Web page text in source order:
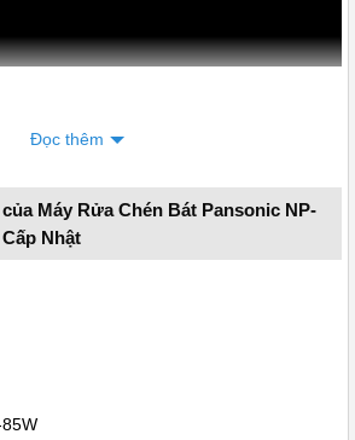
bát Panasonic TH4 2023
TH4 được lựa chọn nhiều nhất
đến 80°C. Nhờ nhiệt độ cao kết hợp áp
dàng đánh bay dầu mỡ cứng đầu và loại
đĩa sạch sâu hơn so với rửa tay thông
Đọc thêm
Máy Rửa Chén Bát Pansonic NP-
Nhật